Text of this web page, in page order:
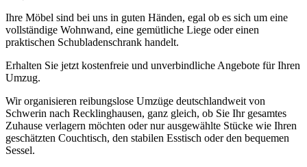
Ihre Möbel sind bei uns in guten Händen, egal ob es sich um eine
vollständige Wohnwand, eine gemütliche Liege oder einen
praktischen Schubladenschrank handelt.
Erhalten Sie jetzt kostenfreie und unverbindliche Angebote für Ihren
Umzug.
Wir organisieren reibungslose Umzüge deutschlandweit von
Schwerin nach Recklinghausen, ganz gleich, ob Sie Ihr gesamtes
Zuhause verlagern möchten oder nur ausgewählte Stücke wie Ihren
geschätzten Couchtisch, den stabilen Esstisch oder den bequemen
Sessel.